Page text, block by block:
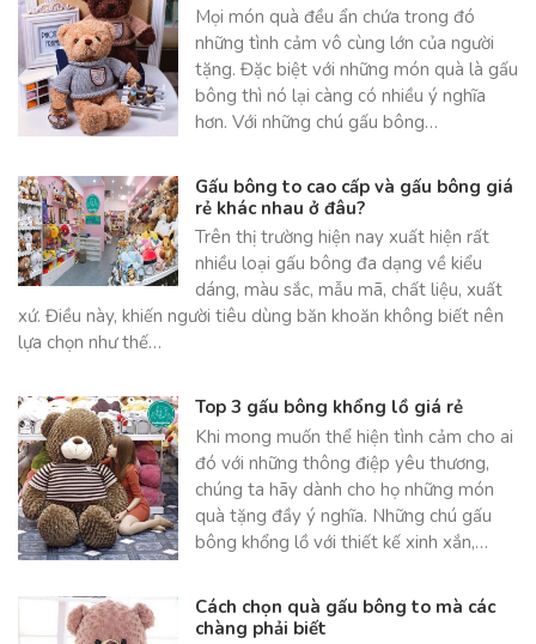
Mọi món quà đều ẩn chứa trong đó
những tình cảm vô cùng lớn của người
tặng. Đặc biệt với những món quà là gấu
bông thì nó lại càng có nhiều ý nghĩa
hơn. Với những chú gấu bông…
Gấu bông to cao cấp và gấu bông giá
rẻ khác nhau ở đâu?
Trên thị trường hiện nay xuất hiện rất
nhiều loại gấu bông đa dạng về kiểu
dáng, màu sắc, mẫu mã, chất liệu, xuất
xứ. Điều này, khiến người tiêu dùng băn khoăn không biết nên
lựa chọn như thế…
Top 3 gấu bông khổng lồ giá rẻ
Khi mong muốn thể hiện tình cảm cho ai
đó với những thông điệp yêu thương,
chúng ta hãy dành cho họ những món
quà tặng đầy ý nghĩa. Những chú gấu
bông khổng lồ với thiết kế xinh xắn,…
Cách chọn quà gấu bông to mà các
chàng phải biết